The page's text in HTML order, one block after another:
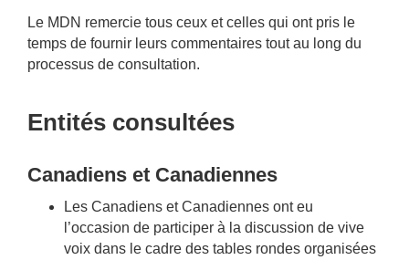
Le MDN remercie tous ceux et celles qui ont pris le
temps de fournir leurs commentaires tout au long du
processus de consultation.
Entités consultées
Canadiens et Canadiennes
Les Canadiens et Canadiennes ont eu
l’occasion de participer à la discussion de vive
voix dans le cadre des tables rondes organisées